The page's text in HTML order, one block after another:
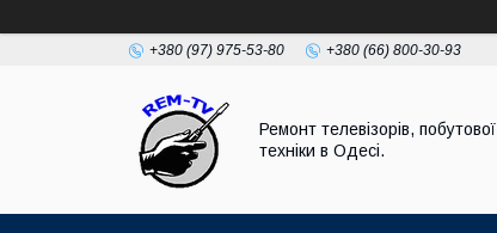
+380 (97) 975-53-80 +380 (66) 800-30-93
Ремонт телевізорів, побутової
техніки в Одесі.